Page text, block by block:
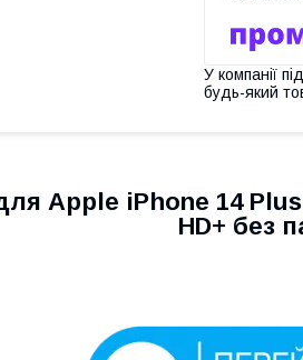
У компанії
будь-який
Apple iPhone 14
HD+ без